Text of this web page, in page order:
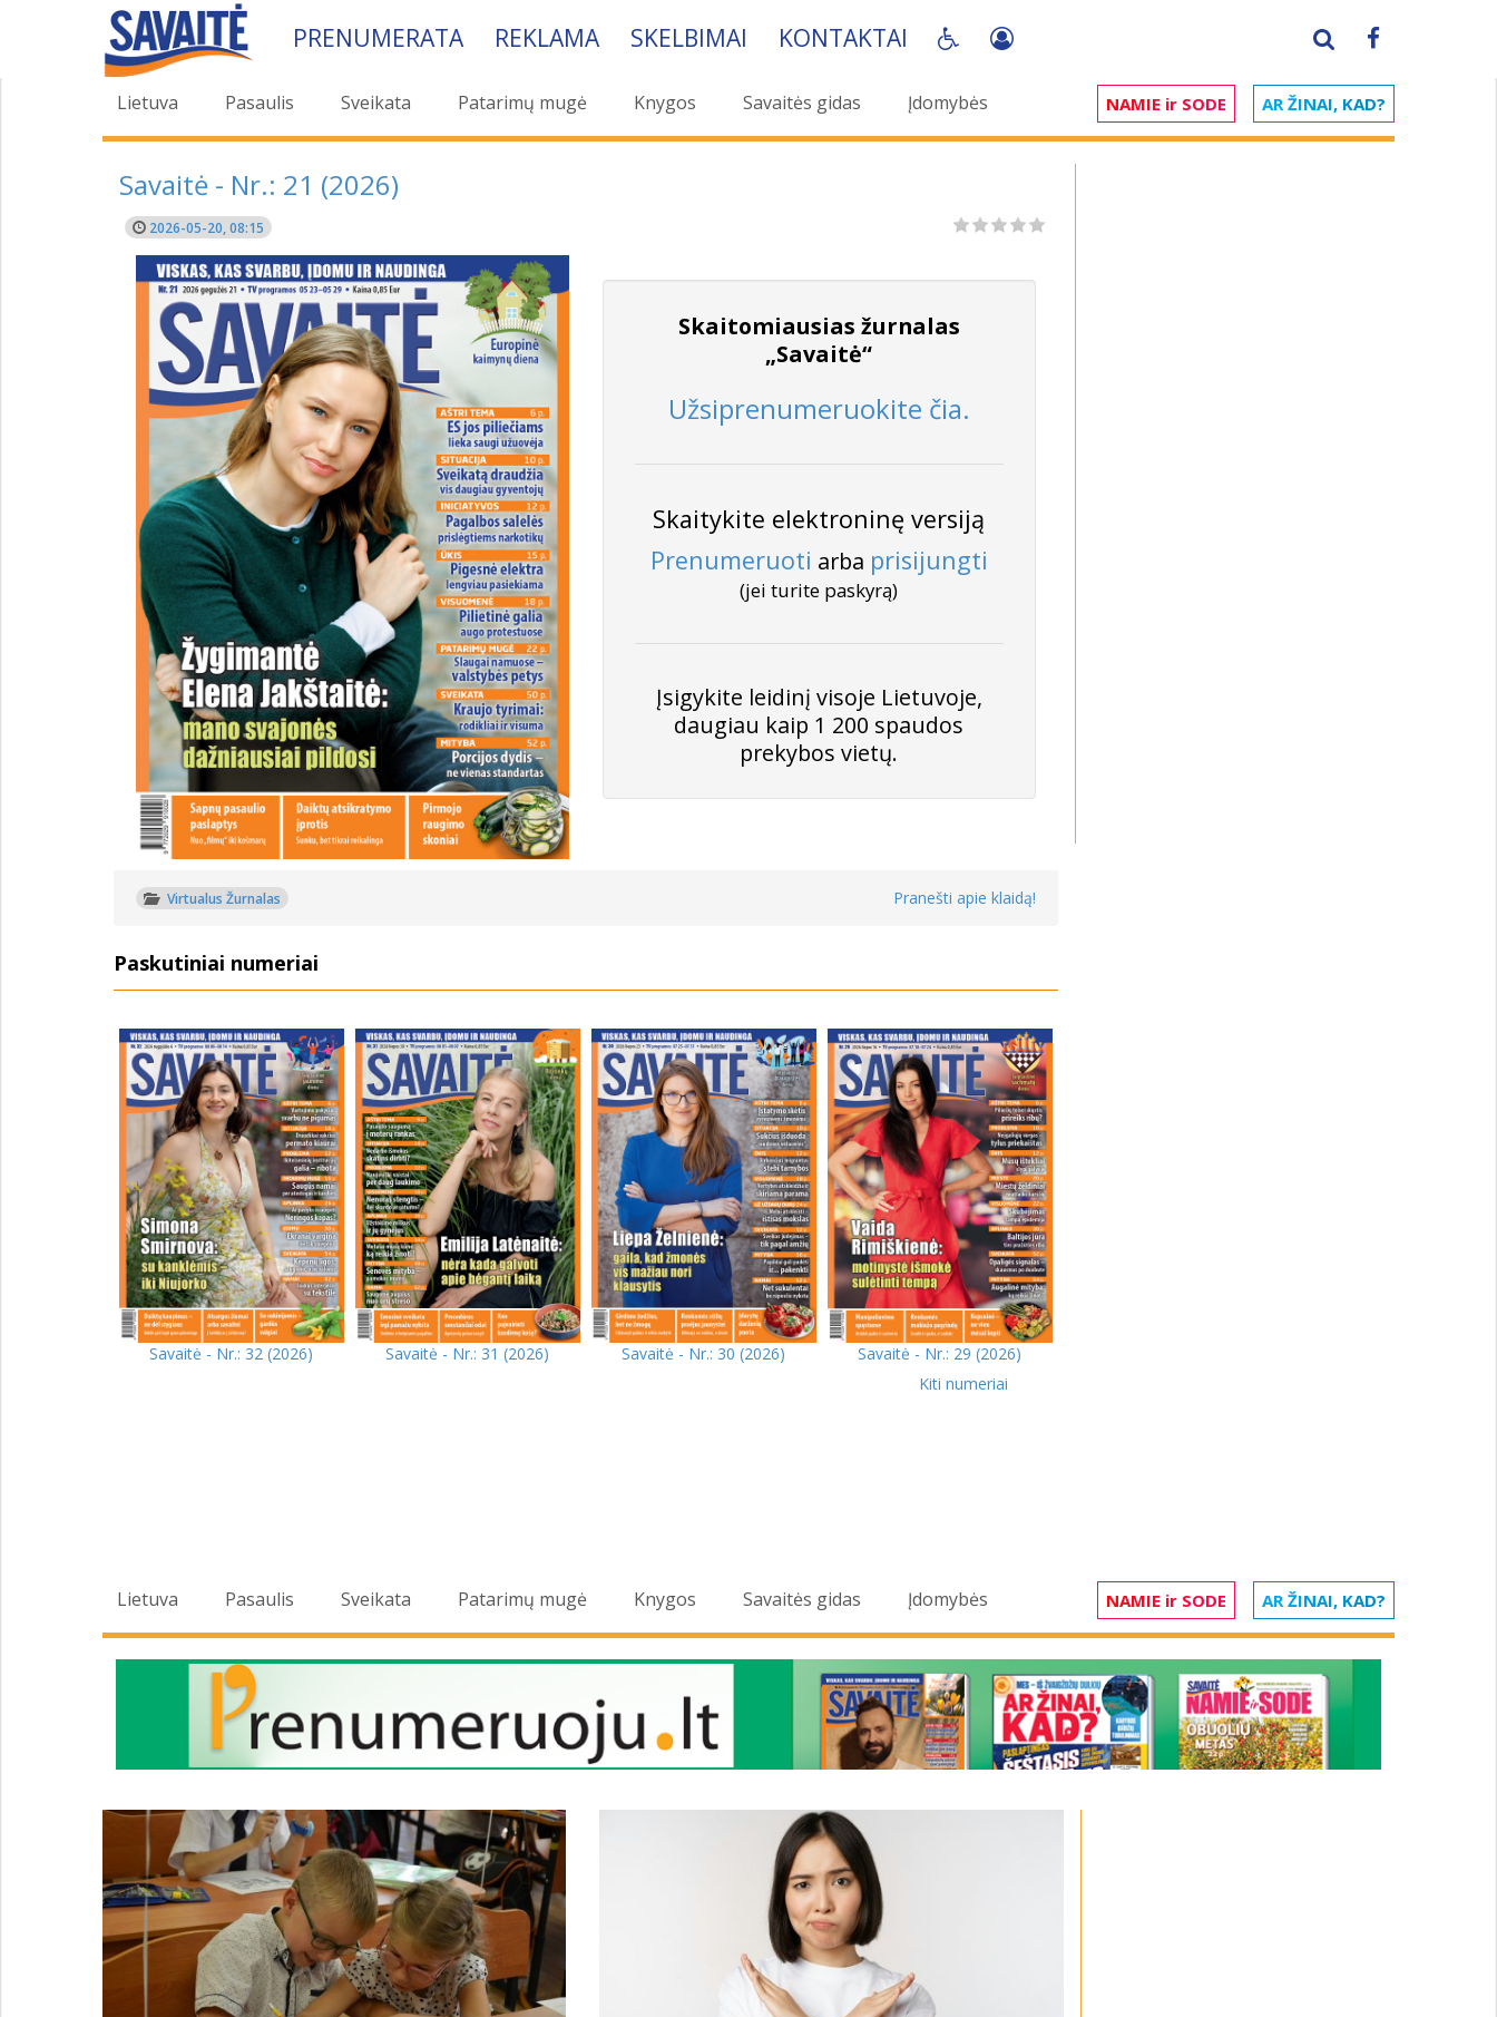
PRENUMERATA REKLAMA SKELBIMAI KONTAKTAI
Lietuva Pasaulis Sveikata Patarimų mugė Knygos Savaitės gidas Įdomybės NAMIE ir SODE AR ŽINAI, KAD?
Savaitė - Nr.: 21 (2026)
2026-05-20, 08:15
Skaitomiausias žurnalas
„Savaitė“
Užsiprenumeruokite čia.
Skaitykite elektroninę versiją
Prenumeruoti arba prisijungti
(jei turite paskyrą)
Įsigykite leidinį visoje Lietuvoje,
daugiau kaip 1 200 spaudos
prekybos vietų.
Virtualus Žurnalas Pranešti apie klaidą!
Paskutiniai numeriai
Savaitė - Nr.: 32 (2026) Savaitė - Nr.: 31 (2026) Savaitė - Nr.: 30 (2026)
Savaitė - Nr.: 29 (2026)
Kiti numeriai
Lietuva Pasaulis Sveikata Patarimų mugė Knygos Savaitės gidas Įdomybės NAMIE ir SODE AR ŽINAI, KAD?